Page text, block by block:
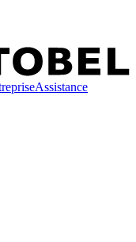
Assistance